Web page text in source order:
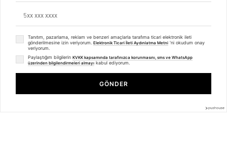
Kargo & Teslimat
Sipariş İşlemleri
Whatsapp Müşteri Destek
Üyelik Sözleşmesi
Tanıtım, pazarlama, reklam ve benzeri amaçlarla tarafıma ticari elektronik ileti
gönderilmesine izin veriyorum. Elektronik Ticari İleti Aydınlatma Metni 'ni okudum onay
veriyorum.
Paylaştığım bilgilerin KVKK kapsamında tarafınızca korunmasını, sms ve WhatsApp
üzerinden bilgilendirmeleri almayı kabul ediyorum.
GÖNDER